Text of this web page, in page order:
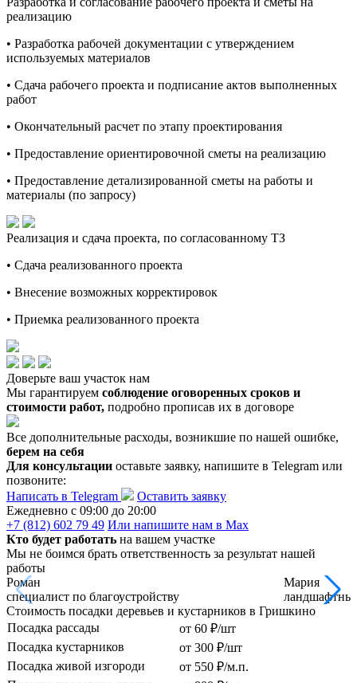
реализацию
• Разработка рабочей документации с утверждением
используемых материалов
• Сдача рабочего проекта и подписание актов выполненных
работ
• Окончательный расчет по этапу проектирования
• Предоставление ориентировочной сметы на реализацию
• Предоставление детализированной сметы на работы и
материалы (по запросу)
Реализация и сдача проекта, по согласованному ТЗ
• Сдача реализованного проекта
• Внесение возможных корректировок
• Приемка реализованного проекта
Доверьте ваш участок нам
Мы гарантируем соблюдение оговоренных сроков и
стоимости работ, подробно прописав их в договоре
Все дополнительные расходы, возникшие по нашей ошибке,
берем на себя
Для консультации оставьте заявку, напишите в Telegram или
позвоните:
Написать в Telegram
Оставить заявку
Ежедневно c 09:00 до 20:00
+7 (812) 602 79 49 Или напишите нам в Max
Кто будет работать на вашем участке
Мы не боимся брать ответственность за результат нашей
работы
Роман
специалист по благоустройству
Мария
Стоимость посадки деревьев и кустарников в Гришкино
Посадка рассады
от 60 ₽/шт
Посадка кустарников
от 300 ₽/шт
Посадка живой изгороди
от 550 ₽/м.п.